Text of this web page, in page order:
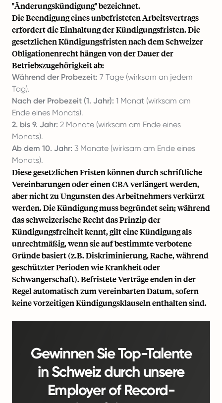
"Änderungskündigung" bezeichnet.
Die Beendigung eines unbefristeten Arbeitsvertrags
erfordert die Einhaltung der Kündigungsfristen. Die
gesetzlichen Kündigungsfristen nach dem Schweizer
Obligationenrecht hängen von der Dauer der
Betriebszugehörigkeit ab:
Während der Probezeit: 7 Tage (wirksam an jedem
Tag).
Nach der Probezeit (1. Jahr): 1 Monat (wirksam am
Ende eines Monats).
2. bis 9. Jahr: 2 Monate (wirksam am Ende eines
Monats).
Ab dem 10. Jahr: 3 Monate (wirksam am Ende eines
Monats).
Diese gesetzlichen Fristen können durch schriftliche
Vereinbarungen oder einen CBA verlängert werden,
aber nicht zu Ungunsten des Arbeitnehmers verkürzt
werden. Die Kündigung muss begründet sein; während
das schweizerische Recht das Prinzip der
Kündigungsfreiheit kennt, gilt eine Kündigung als
unrechtmäßig, wenn sie auf bestimmte verbotene
Gründe basiert (z.B. Diskriminierung, Rache, während
geschützter Perioden wie Krankheit oder
Schwangerschaft). Befristete Verträge enden in der
Regel automatisch zum vereinbarten Datum, sofern
keine vorzeitigen Kündigungsklauseln enthalten sind.
Gewinnen Sie Top-Talente
in Schweiz durch unsere
Employer of Record-